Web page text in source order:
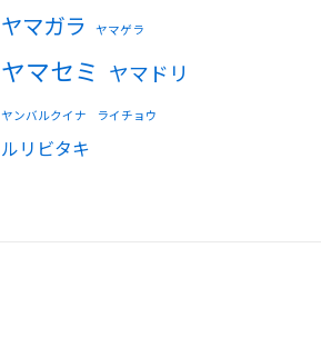
ヤマガラ ヤマゲラ
ヤマセミ ヤマドリ
ヤンバルクイナ ライチョウ
ルリビタキ